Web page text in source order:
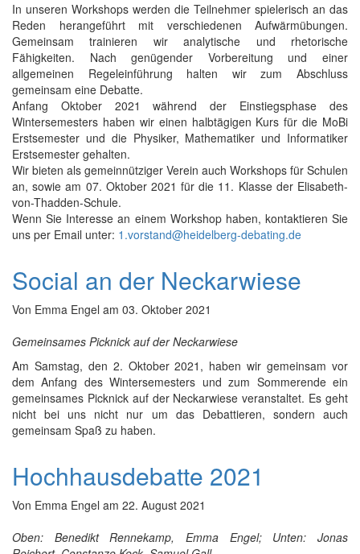
In unseren Workshops werden die Teilnehmer spielerisch an das
Reden herangeführt mit verschiedenen Aufwärmübungen.
Gemeinsam trainieren wir analytische und rhetorische
Fähigkeiten. Nach genügender Vorbereitung und einer
allgemeinen Regeleinführung halten wir zum Abschluss
gemeinsam eine Debatte.
Anfang Oktober 2021 während der Einstiegsphase des
Wintersemesters haben wir einen halbtägigen Kurs für die MoBi
Erstsemester und die Physiker, Mathematiker und Informatiker
Erstsemester gehalten.
Wir bieten als gemeinnütziger Verein auch Workshops für Schulen
an, sowie am 07. Oktober 2021 für die 11. Klasse der Elisabeth-
von-Thadden-Schule.
Wenn Sie Interesse an einem Workshop haben, kontaktieren Sie
uns per Email unter: 1.vorstand@heidelberg-debating.de
Social an der Neckarwiese
Von Emma Engel am 03. Oktober 2021
Gemeinsames Picknick auf der Neckarwiese
Am Samstag, den 2. Oktober 2021, haben wir gemeinsam vor
dem Anfang des Wintersemesters und zum Sommerende ein
gemeinsames Picknick auf der Neckarwiese veranstaltet. Es geht
nicht bei uns nicht nur um das Debattieren, sondern auch
gemeinsam Spaß zu haben.
Hochhausdebatte 2021
Von Emma Engel am 22. August 2021
Oben: Benedikt Rennekamp, Emma Engel; Unten: Jonas